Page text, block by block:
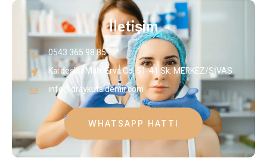
İletişim
0543 365 98 85
Kardeşler Mah. Erva Cd. 51-41 Sk. MERKEZ/SİVAS
info@draykutaldemir.com
WHATSAPP HATTI